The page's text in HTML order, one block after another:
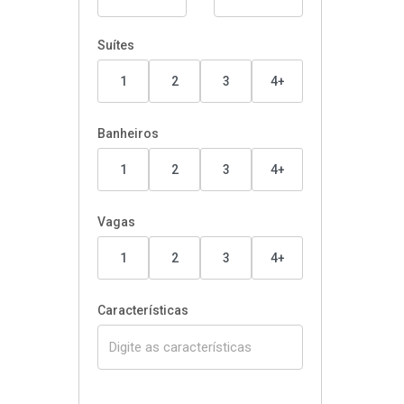
Suítes
1 2 3 4+
Banheiros
1 2 3 4+
Vagas
1 2 3 4+
Características